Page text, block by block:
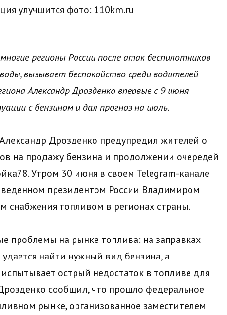
улучшится фото: 110km.ru
регионы России после атак беспилотников
вызывает беспокойство среди водителей
Александр Дрозденко впервые с 9 июня
с бензином и дал прогноз на июль.
Дрозденко предупредил жителей о
на продажу бензина и продолжении очередей
Утром 30 июня в своем Telegram-канале
президентом России Владимиром
снабжения топливом в регионах страны.
проблемы на рынке топлива: на заправках
найти нужный вид бензина, а
острый недостаток в топливе для
сообщил, что прошло федеральное
рынке, организованное заместителем